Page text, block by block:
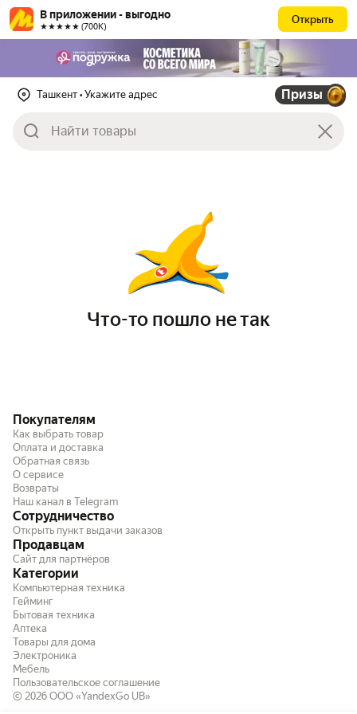
В приложении - выгодно
★★★★★ (700К)
Открыть
Ташкент • Укажите адрес Призы
Что-то пошло не так
Покупателям
Как выбрать товар
Оплата и доставка
Обратная связь
О сервисе
Возвраты
Наш канал в Telegram
Сотрудничество
Открыть пункт выдачи заказов
Продавцам
Сайт для партнёров
Категории
Компьютерная техника
Гейминг
Бытовая техника
Аптека
Товары для дома
Электроника
Мебель
Пользовательское соглашение
© 2026 ООО «YandexGo UB»